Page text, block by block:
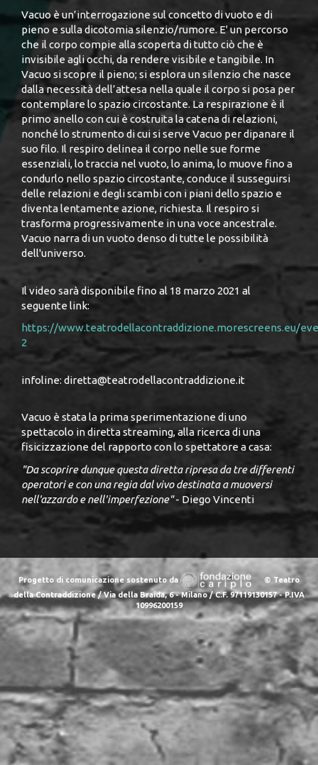
Vacuo è un’interrogazione sul concetto di vuoto e di
pieno e sulla dicotomia silenzio/rumore. E' un percorso
che il corpo compie alla scoperta di tutto ciò che è
invisibile agli occhi, da rendere visibile e tangibile. In
Vacuo si scopre il pieno; si esplora un silenzio che nasce
dalla necessità dell’attesa nella quale il corpo si posa per
contemplare lo spazio circostante. La respirazione è il
primo anello con cui è costruita la catena di relazioni,
nonché lo strumento di cui si serve Vacuo per dipanare il
suo filo. Il respiro delinea il corpo nelle sue forme
essenziali, lo traccia nel vuoto, lo anima, lo muove fino a
condurlo nello spazio circostante, conduce il susseguirsi
delle relazioni e degli scambi con i piani dello spazio e
diventa lentamente azione, richiesta. Il respiro si
trasforma progressivamente in una voce ancestrale.
Vacuo narra di un vuoto denso di tutte le possibilità
dell'universo.
​Il video sarà disponibile fino al 18 marzo 2021 al
seguente link:
https://www.teatrodellacontraddizione.morescreens.eu/
2
infoline: diretta@teatrodellacontraddizione.it
Vacuo è stata la prima sperimentazione di uno
spettacolo in diretta streaming, alla ricerca di una
fisicizzazione del rapporto con lo spettatore a casa:
"Da scoprire dunque questa diretta ripresa da tre differenti
operatori e con una regia dal vivo destinata a muoversi
nell'azzardo e nell'imperfezione"- Diego Vincenti
Progetto di comunicazione sostenuto da
© Teatro
della Contraddizione / Via della Braida, 6 - Milano / C.F. 97119130157 - P.IVA
10996200159